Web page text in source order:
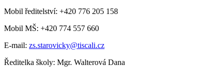
Mobil ředitelství: +420 776 205 158
Mobil MŠ: +420 774 557 660
E-mail: zs.starovicky@tiscali.cz
Ředitelka školy: Mgr. Walterová Dana